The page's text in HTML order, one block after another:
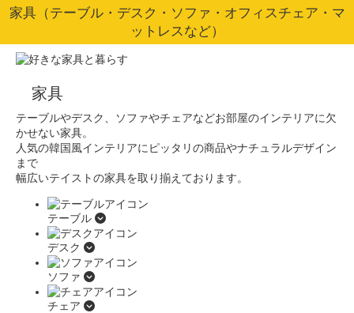
家具（テーブル・デスク・ソファ・オフィスチェア・マ
ットレスなど）
家具
テーブルやデスク、ソファやチェアなどお部屋のインテリアに欠
かせない家具。
人気の韓国風インテリアにピッタリの商品やナチュラルデザイン
まで
幅広いテイストの家具を取り揃えております。
テーブル
デスク
ソファ
チェア